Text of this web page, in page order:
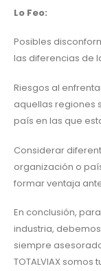
Lo Feo:
Posibles
las diferencias de
Riesgos al
aquellas regiones
país en las que
Considerar
organización o
formar ventaja
En conclusión,
industria,
siempre
TOTALVIAX